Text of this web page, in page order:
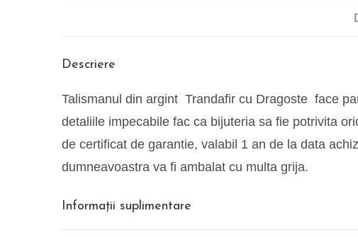
Descriere
Talismanul din argint Trandafir cu Dragoste face
detaliile impecabile fac ca bijuteria sa fie potrivita
de certificat de garantie, valabil 1 an de la data
dumneavoastra va fi ambalat cu multa grija.
Informații suplimentare